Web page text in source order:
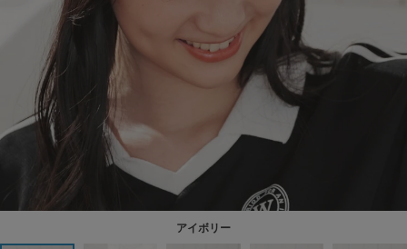
アイボリー